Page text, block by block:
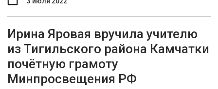
Ирина Яровая вручила учителю
из Тигильского района Камчатки
почётную грамоту
Минпросвещения РФ